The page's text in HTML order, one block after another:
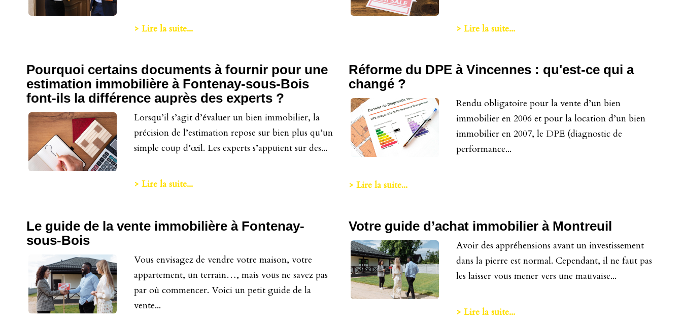
> Lire la suite... > Lire la suite...
Pourquoi certains documents à fournir pour une
estimation immobilière à Fontenay-sous-Bois
font-ils la différence auprès des experts ?
Lorsqu’il s’agit d’évaluer un bien immobilier, la
précision de l’estimation repose sur bien plus qu’un
simple coup d’œil. Les experts s’appuient sur des...
> Lire la suite...
Réforme du DPE à Vincennes : qu'est-ce qui a
changé ?
Rendu obligatoire pour la vente d’un bien
immobilier en 2006 et pour la location d’un bien
immobilier en 2007, le DPE (diagnostic de
performance...
> Lire la suite...
Le guide de la vente immobilière à Fontenay-
sous-Bois
Vous envisagez de vendre votre maison, votre
appartement, un terrain…, mais vous ne savez pas
par où commencer. Voici un petit guide de la
vente...
Votre guide d’achat immobilier à Montreuil
Avoir des appréhensions avant un investissement
dans la pierre est normal. Cependant, il ne faut pas
les laisser vous mener vers une mauvaise...
> Lire la suite...